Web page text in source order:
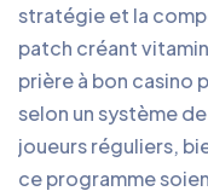
stratégie et la
patch créant
prière à bon casino
selon un système
joueurs réguliers,
ce programme